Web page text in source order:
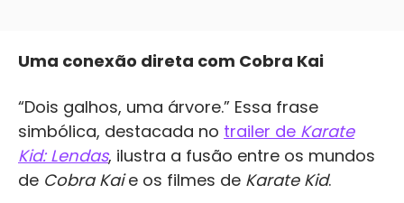
Uma conexão direta com Cobra Kai
“Dois galhos, uma árvore.” Essa frase
simbólica, destacada no trailer de Karate
Kid: Lendas, ilustra a fusão entre os mundos
de Cobra Kaie os filmes de Karate Kid.